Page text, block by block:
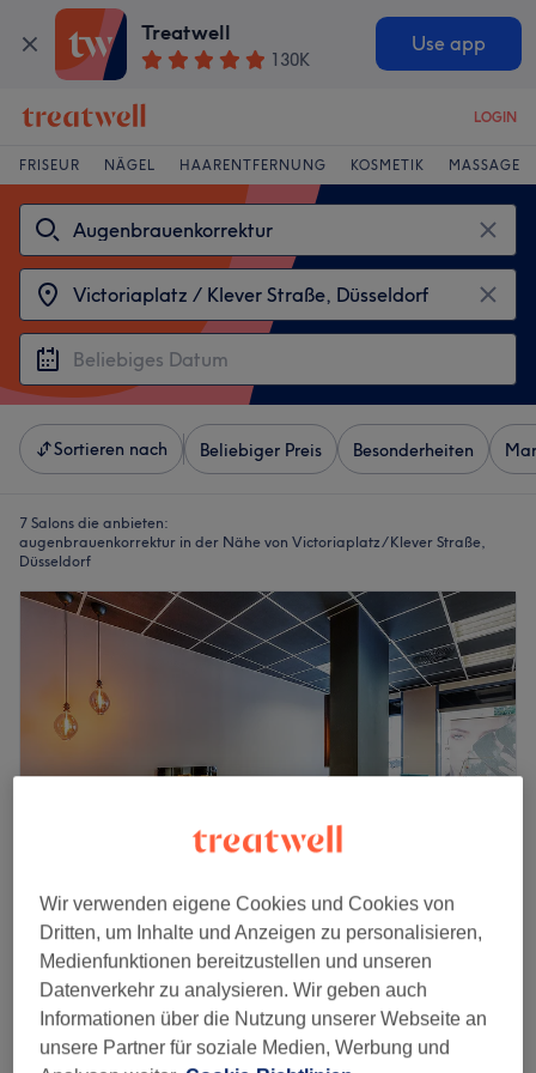
Treatwell
130K
Use app
LOGIN
FRISEUR NÄGEL HAARENTFERNUNG KOSMETIK MASSAGE
Sortieren nach Beliebiger Preis Besonderheiten
7 Salons die anbieten:
augenbrauenkorrektur in der Nähe von Victoriaplatz / Klever Straße,
Düsseldorf
The Face Studio - Moltkestraße
4,8
641 Bewertungen
Pempelfort, Düsseldorf
Auf Karte anzeigen
Augenbrauenkorrektur & färben mit Brow
Henna
Wir verwenden eigene Cookies und Cookies von
Dritten, um Inhalte und Anzeigen zu personalisieren,
Medienfunktionen bereitzustellen und unseren
Datenverkehr zu analysieren. Wir geben auch
Informationen über die Nutzung unserer Webseite an
unsere Partner für soziale Medien, Werbung und